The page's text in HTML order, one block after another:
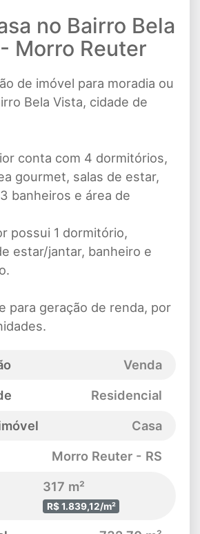
no Bairro Bela
Morro Reuter
de imóvel para moradia ou
Bela Vista, cidade de
conta com 4 dormitórios,
gourmet, salas de estar,
banheiros e área de
possui 1 dormitório,
estar/jantar, banheiro e
para geração de renda, por
Venda
Residencial
Casa
Morro Reuter - RS
317 m²
R$ 1.839,12/m²